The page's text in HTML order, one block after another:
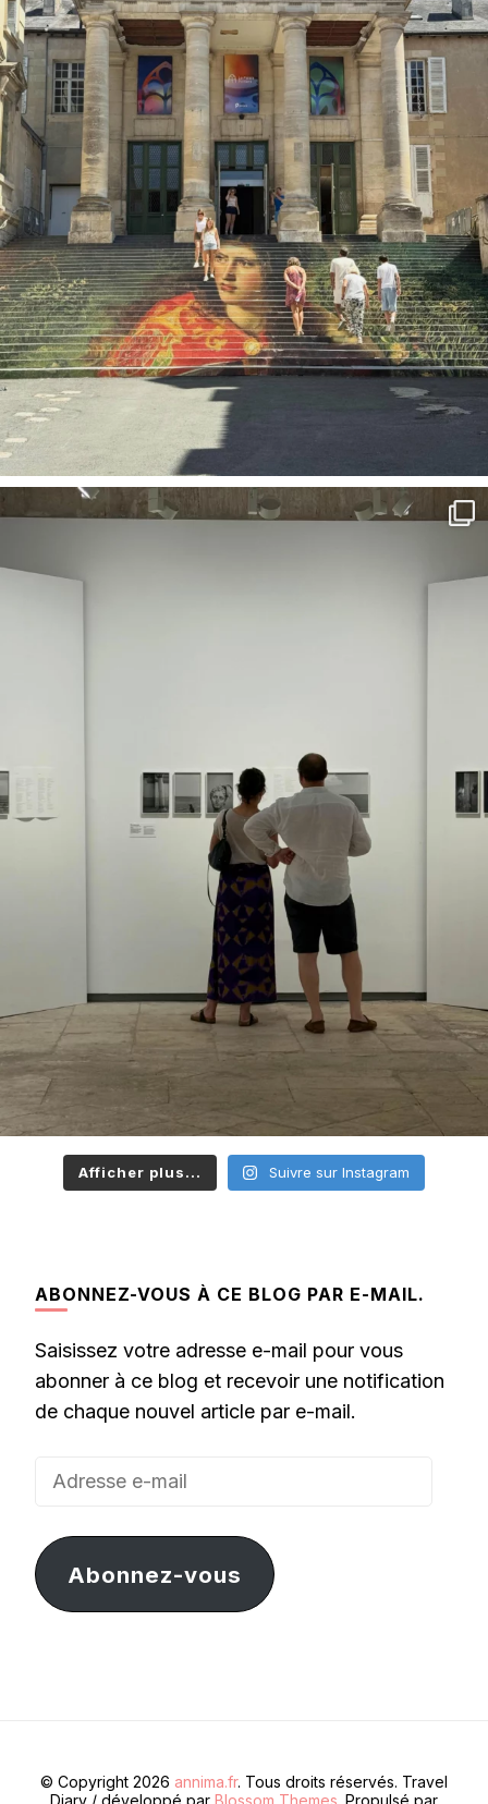
Afficher plus... Suivre sur Instagram
ABONNEZ-VOUS À CE BLOG PAR E-MAIL.
Saisissez votre adresse e-mail pour vous
abonner à ce blog et recevoir une notification
de chaque nouvel article par e-mail.
Adresse
mail
Abonnez-vous
© Copyright 2026 annima.fr. Tous droits réservés. Travel